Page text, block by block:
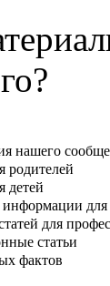
нашего
родителей
детей
для
для
статьи
фактов